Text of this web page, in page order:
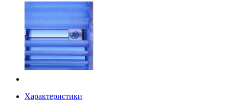
Характеристики